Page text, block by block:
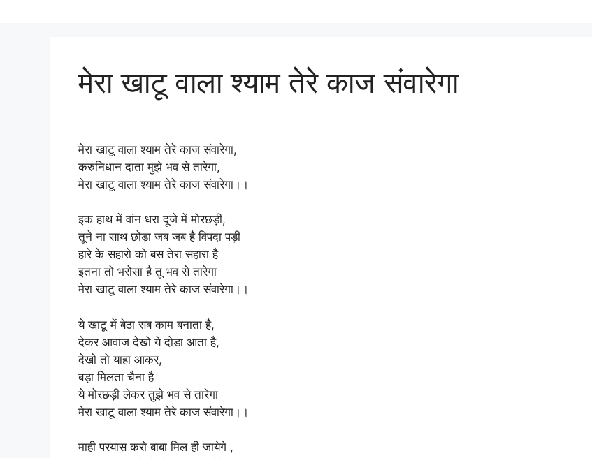
मेरा खाटू वाला श्याम तेरे काज संवारेगा
मेरा खाटू वाला श्याम तेरे काज संवारेगा,
करुनिधान दाता मुझे भव से तारेगा,
मेरा खाटू वाला श्याम तेरे काज संवारेगा।।
इक हाथ में वांन धरा दूजे में मोरछड़ी,
तूने ना साथ छोड़ा जब जब है विपदा पड़ी
हारे के सहारो को बस तेरा सहारा है
इतना तो भरोसा है तू भव से तारेगा
मेरा खाटू वाला श्याम तेरे काज संवारेगा।।
ये खाटू में बेठा सब काम बनाता है,
देकर आवाज देखो ये दोडा आता है,
देखो तो याहा आकर,
बड़ा मिलता चैना है
ये मोरछड़ी लेकर तुझे भव से तारेगा
मेरा खाटू वाला श्याम तेरे काज संवारेगा।।
माही परयास करो बाबा मिल ही जायेगे ,